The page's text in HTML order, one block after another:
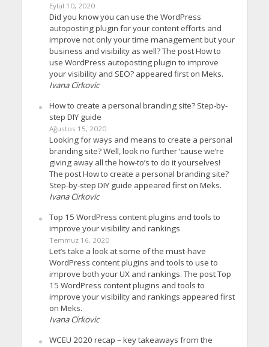
Eylül 10, 2020
Did you know you can use the WordPress
autoposting plugin for your content efforts and
improve not only your time management but your
business and visibility as well? The post How to
use WordPress autoposting plugin to improve
your visibility and SEO? appeared first on Meks.
Ivana Cirkovic
How to create a personal branding site? Step-by-
step DIY guide
Ağustos 15, 2020
Looking for ways and means to create a personal
branding site? Well, look no further ’cause we’re
giving away all the how-to’s to do it yourselves!
The post How to create a personal branding site?
Step-by-step DIY guide appeared first on Meks.
Ivana Cirkovic
Top 15 WordPress content plugins and tools to
improve your visibility and rankings
Temmuz 16, 2020
Let’s take a look at some of the must-have
WordPress content plugins and tools to use to
improve both your UX and rankings. The post Top
15 WordPress content plugins and tools to
improve your visibility and rankings appeared first
on Meks.
Ivana Cirkovic
WCEU 2020 recap – key takeaways from the